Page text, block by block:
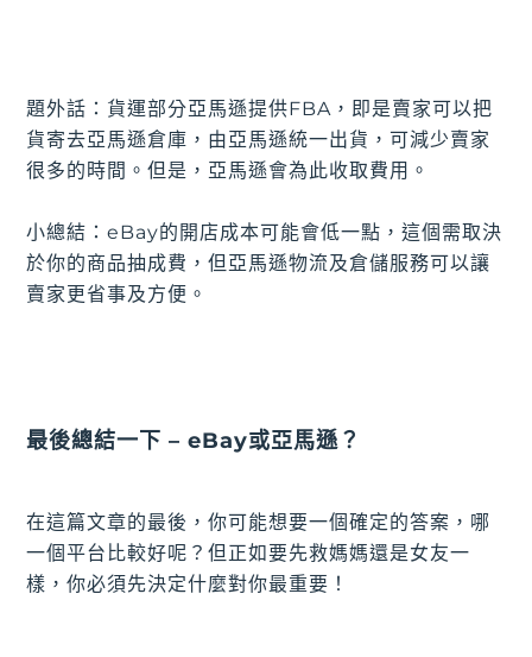
題外話：貨運部分亞馬遜提供FBA，即是賣家可以把
貨寄去亞馬遜倉庫，由亞馬遜統一出貨，可減少賣家
很多的時間。但是，亞馬遜會為此收取費用。
小總結：eBay的開店成本可能會低一點，這個需取決
於你的商品抽成費，但亞馬遜物流及倉儲服務可以讓
賣家更省事及方便。
最後總結一下 – eBay或亞馬遜？
在這篇文章的最後，你可能想要一個確定的答案，哪
一個平台比較好呢？但正如要先救媽媽還是女友一
樣，你必須先決定什麼對你最重要！